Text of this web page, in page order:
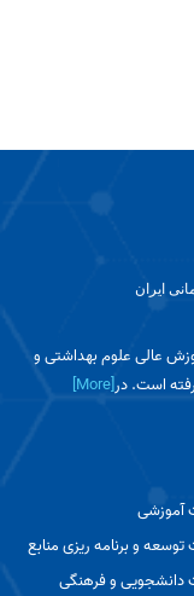
ایران
دو مؤسسه آموزش عالی علوم بهداشتی و
است. در[More]
آموزشی
توسعه و برنامه ریزی منابع
دانشجویی و فرهنگی